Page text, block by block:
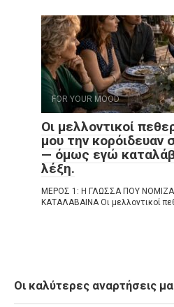
FOR YOUR MOOD
Οι μελλοντικοί
μου την
— όμως εγώ
λέξη.
ΜΕΡΟΣ 1: Η ΓΛΩΣΣΑ ΠΟΥ
ΚΑΤΑΛΑΒΑΙΝΑ Οι μελλοντικοί
Οι καλύτερες αναρτήσεις